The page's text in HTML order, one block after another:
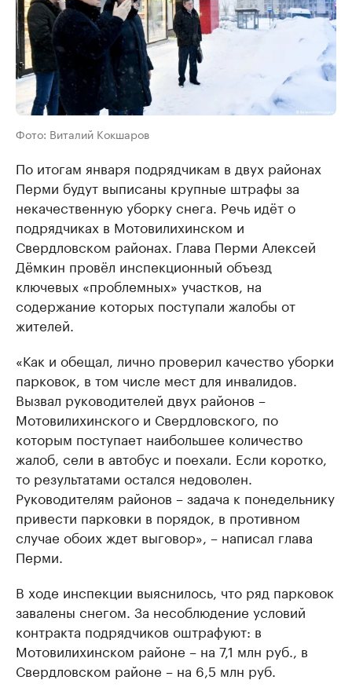
Фото: Виталий Кокшаров
По итогам января подрядчикам в двух районах
Перми будут выписаны крупные штрафы за
некачественную уборку снега. Речь идёт о
подрядчиках в Мотовилихинском и
Свердловском районах. Глава Перми Алексей
Дёмкин провёл инспекционный объезд
ключевых «проблемных» участков, на
содержание которых поступали жалобы от
жителей.
«Как и обещал, лично проверил качество уборки
парковок, в том числе мест для инвалидов.
Вызвал руководителей двух районов –
Мотовилихинского и Свердловского, по
которым поступает наибольшее количество
жалоб, сели в автобус и поехали. Если коротко,
то результатами остался недоволен.
Руководителям районов – задача к понедельнику
привести парковки в порядок, в противном
случае обоих ждет выговор», – написал глава
Перми.
В ходе инспекции выяснилось, что ряд парковок
завалены снегом. За несоблюдение условий
контракта подрядчиков оштрафуют: в
Мотовилихинском районе – на 7,1 млн руб., в
Свердловском районе – на 6,5 млн руб.